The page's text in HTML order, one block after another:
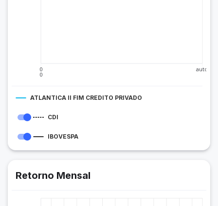
0
0
auto
ATLANTICA II FIM CREDITO PRIVADO
CDI
IBOVESPA
Retorno Mensal